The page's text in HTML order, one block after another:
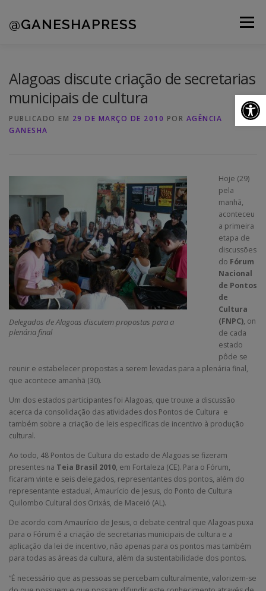
@GANESHAPRESS Menu
Alagoas discute criação de secretarias
municipais de cultura
PUBLICADO EM 29 DE MARÇO DE 2010 POR AGÊNCIA
GANESHA
Delegados de Alagoas discutem propostas para a
plenária final
Hoje (29)
pela
manhã,
aconteceu
a primeira
etapa de
discussões
do Fórum
Nacional
de Pontos
de
Cultura
(FNPC), on
de cada
estado
pôde se
reunir e estabelecer propostas a serem levadas para a plenária final,
que acontece amanhã (30).
Um dos estados participantes foi Alagoas, que trouxe a discussão
acerca da consolidação das atividades dos Pontos de Cultura e
também sobre a criação de leis específicas de incentivo à produção
cultural.
Ao todo, 48 Pontos de Cultura do estado de Alagoas se fizeram
presentes na Teia Brasil 2010, em Fortaleza (CE). Para o Fórum,
ficaram vinte e seis delegados, representantes dos pontos, além do
representante estadual, Amaurício de Jesus, do Ponto de Cultura
Quilombo Cultural dos Orixás, de Maceió (AL).
De acordo com Amaurício de Jesus, o debate central que Alagoas puxa
para o Fórum é a criação de secretarias municipais de cultura e a
aplicação da lei de incentivo, não apenas para os pontos mas também
para todas as áreas da cultura, além da sustentabilidade dos pontos.
“É necessário que as pessoas se percebam culturalmente, valorizem-se